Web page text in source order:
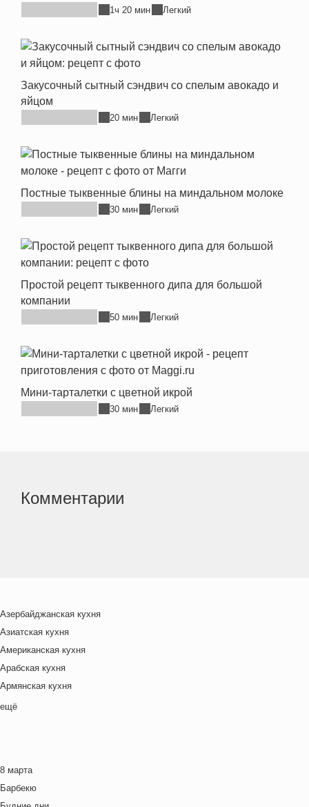
1ч 20 мин Легкий
Закусочный сытный сэндвич со спелым авокадо и
яйцом
20 мин Легкий
Постные тыквенные блины на миндальном молоке
30 мин Легкий
Простой рецепт тыквенного дипа для большой
компании
50 мин Легкий
Мини-тарталетки с цветной икрой
30 мин Легкий
Комментарии
Азербайджанская кухня
Азиатская кухня
Американская кухня
Арабская кухня
Армянская кухня
Белорусская
Венгерская кухня
Греческая кухня
ещё
8 марта
Барбекю